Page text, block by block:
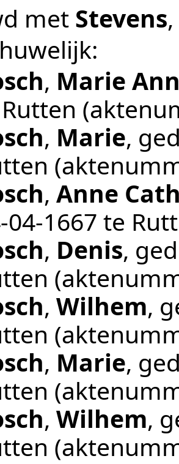
met Stevens,
, Marie
Rutten
, Marie,
, Anne
te
, Denis,
, Wilhem,
, Marie,
, Wilhem,